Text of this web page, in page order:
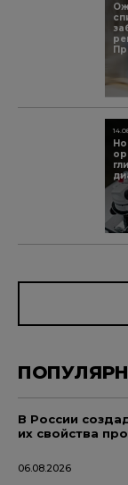
В России
их свойства
06.08.2026